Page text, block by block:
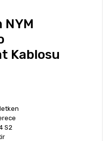
Kablosu
S2